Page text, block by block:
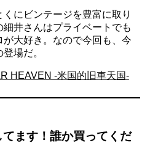
にビンテージを豊富に取り
井さんはプライベートでも
大好き。なので今回も、今
場だ。
HEAVEN -米国的旧車天国-
ます！誰か買ってくだ